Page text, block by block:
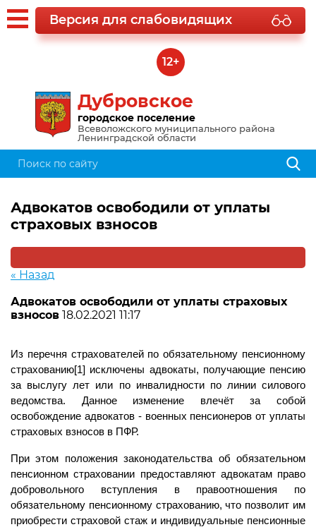
Дубровское
городское поселение
Всеволожского муниципального района
Ленинградской области
12+
Версия для слабовидящих
Адвокатов освободили от уплаты
страховых взносов
« Назад
Адвокатов освободили от уплаты страховых
взносов 18.02.2021 11:17
Из перечня страхователей по обязательному пенсионному
страхованию[1] исключены адвокаты, получающие пенсию
за выслугу лет или по инвалидности по линии силового
ведомства. Данное изменение влечёт за собой
освобождение адвокатов - военных пенсионеров от уплаты
страховых взносов в ПФР.
При этом положения законодательства об обязательном
пенсионном страховании предоставляют адвокатам право
добровольного вступления в правоотношения по
обязательному пенсионному страхованию, что позволит им
приобрести страховой стаж и индивидуальные пенсионные